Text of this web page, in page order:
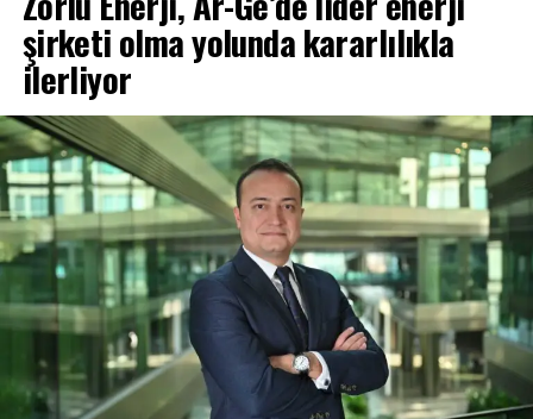
şirketi olma yolunda kararlılıkla
ilerliyor